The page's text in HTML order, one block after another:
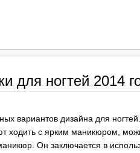
для ногтей 2014
вариантов дизайна для
ходить с ярким маникюром,
Он заключается в